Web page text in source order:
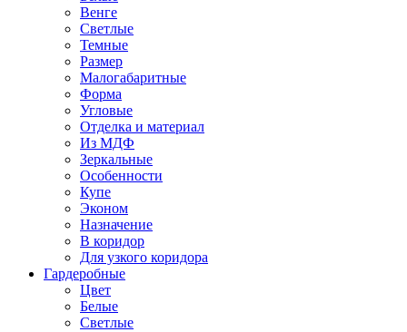
Венге
Светлые
Темные
Размер
Малогабаритные
Форма
Угловые
Отделка и материал
Из МДФ
Зеркальные
Особенности
Купе
Эконом
Назначение
В коридор
Для узкого коридора
Гардеробные
Цвет
Белые
Светлые